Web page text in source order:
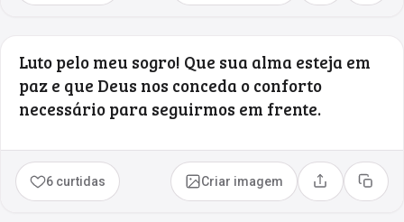
Luto pelo meu sogro! Que sua alma esteja em
paz e que Deus nos conceda o conforto
necessário para seguirmos em frente.
6 curtidas Criar imagem Compartilhar
Copiar